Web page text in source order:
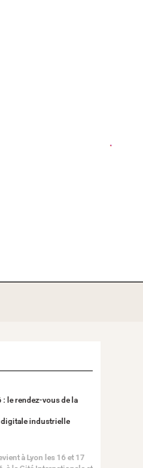
: le rendez-vous de la
industrielle
à Lyon les 16 et 17